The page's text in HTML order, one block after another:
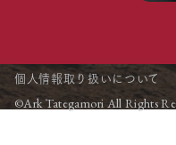
個人情報取り扱いについて
©Ark Tategamori All Rights